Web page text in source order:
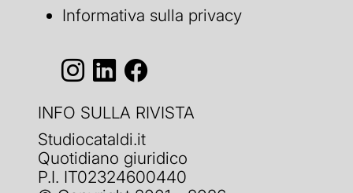
Informativa sulla privacy
INFO SULLA RIVISTA
Studiocataldi.it
Quotidiano giuridico
P.I. IT02324600440